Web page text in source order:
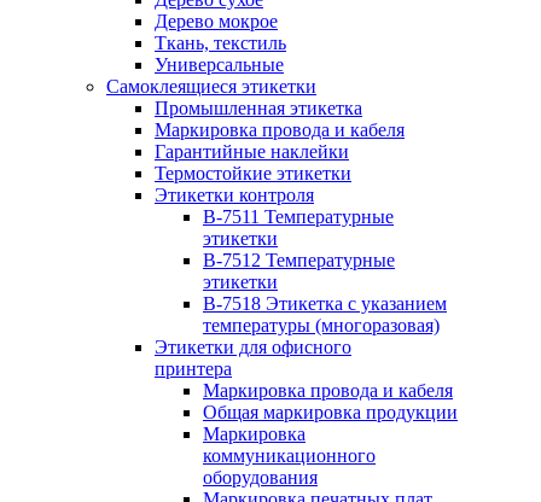
Дерево мокрое
Ткань, текстиль
Универсальные
Самоклеящиеся этикетки
Промышленная этикетка
Маркировка провода и кабеля
Гарантийные наклейки
Термостойкие этикетки
Этикетки контроля
B-7511 Температурные
этикетки
B-7512 Температурные
этикетки
B-7518 Этикетка с указанием
температуры (многоразовая)
Этикетки для офисного
принтера
Маркировка провода и кабеля
Общая маркировка продукции
Маркировка
коммуникационного
оборудования